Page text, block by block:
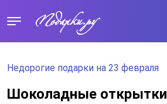
Недорогие подарки на 23 февраля
Шоколадные открытки